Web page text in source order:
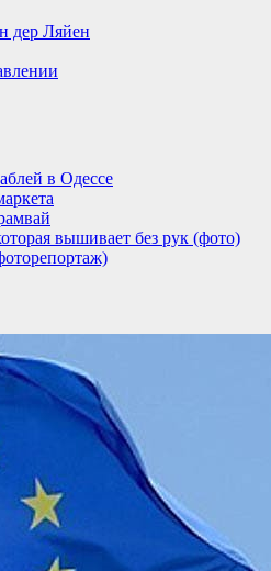
дер Ляйен
в Одессе
вышивает без рук (фото)